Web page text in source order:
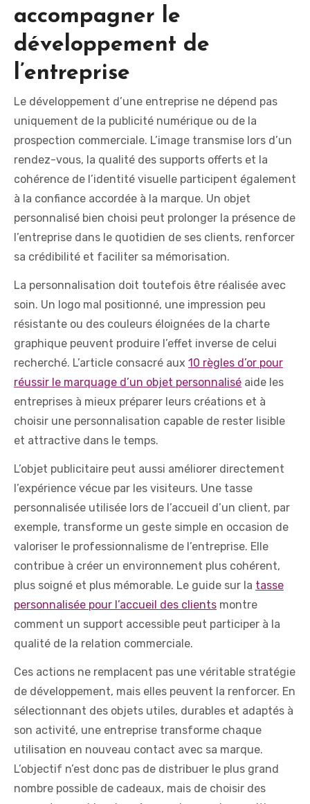
accompagner le
développement de
l’entreprise
Le développement d’une entreprise ne dépend pas
uniquement de la publicité numérique ou de la
prospection commerciale. L’image transmise lors d’un
rendez-vous, la qualité des supports offerts et la
cohérence de l’identité visuelle participent également
à la confiance accordée à la marque. Un objet
personnalisé bien choisi peut prolonger la présence de
l’entreprise dans le quotidien de ses clients, renforcer
sa crédibilité et faciliter sa mémorisation.
La personnalisation doit toutefois être réalisée avec
soin. Un logo mal positionné, une impression peu
résistante ou des couleurs éloignées de la charte
graphique peuvent produire l’effet inverse de celui
recherché. L’article consacré aux 10 règles d’or pour
réussir le marquage d’un objet personnalisé aide les
entreprises à mieux préparer leurs créations et à
choisir une personnalisation capable de rester lisible
et attractive dans le temps.
L’objet publicitaire peut aussi améliorer directement
l’expérience vécue par les visiteurs. Une tasse
personnalisée utilisée lors de l’accueil d’un client, par
exemple, transforme un geste simple en occasion de
valoriser le professionnalisme de l’entreprise. Elle
contribue à créer un environnement plus cohérent,
plus soigné et plus mémorable. Le guide sur la tasse
personnalisée pour l’accueil des clients montre
comment un support accessible peut participer à la
qualité de la relation commerciale.
Ces actions ne remplacent pas une véritable stratégie
de développement, mais elles peuvent la renforcer. En
sélectionnant des objets utiles, durables et adaptés à
son activité, une entreprise transforme chaque
utilisation en nouveau contact avec sa marque.
L’objectif n’est donc pas de distribuer le plus grand
nombre possible de cadeaux, mais de choisir des